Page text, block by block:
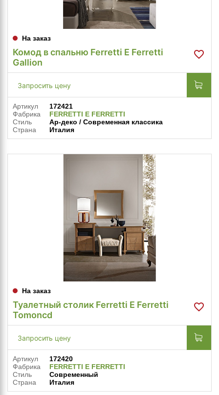
На заказ
Комод в спальню Ferretti E Ferretti
Gallion
Запросить цену
Артикул
172421
Фабрика
FERRETTI E FERRETTI
Стиль
Ар-деко / Современная классика
Страна
Италия
На заказ
Туалетный столик Ferretti E Ferretti
Tomoncd
Запросить цену
Артикул
172420
Фабрика
FERRETTI E FERRETTI
Стиль
Современный
Страна
Италия